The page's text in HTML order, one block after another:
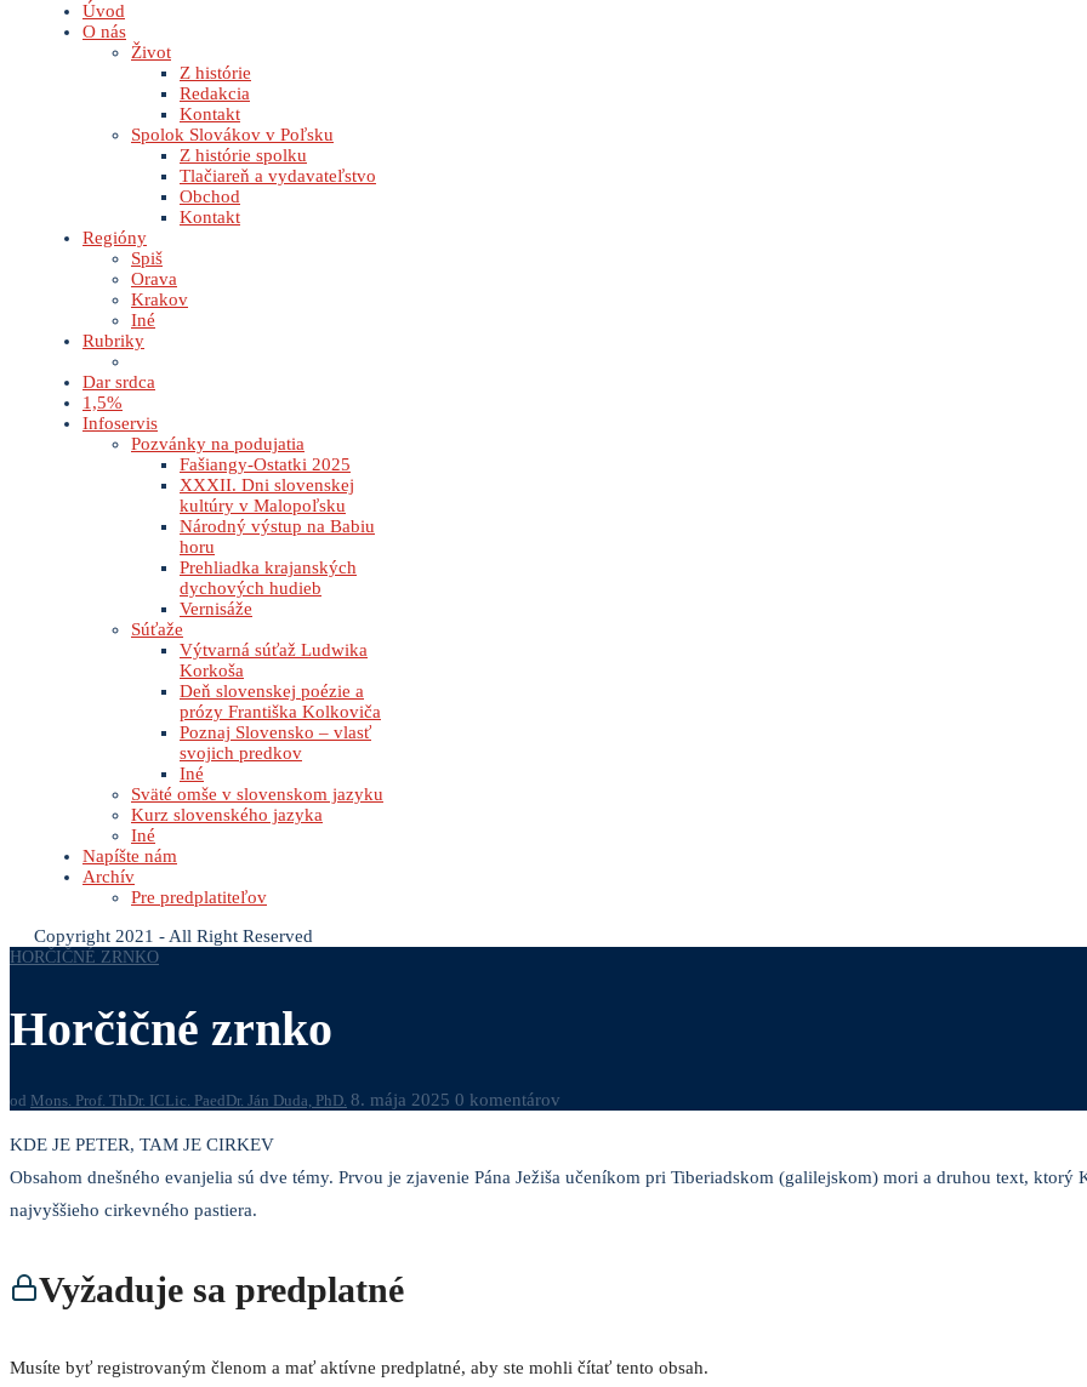
Úvod
O nás
Život
Z histórie
Redakcia
Kontakt
Spolok Slovákov v Poľsku
Z histórie spolku
Tlačiareň a vydavateľstvo
Obchod
Kontakt
Regióny
Spiš
Orava
Krakov
Iné
Rubriky
Dar srdca
1,5%
Infoservis
Pozvánky na podujatia
Fašiangy-Ostatki 2025
XXXII. Dni slovenskej
kultúry v Malopoľsku
Národný výstup na Babiu
horu
Prehliadka krajanských
dychových hudieb
Vernisáže
Súťaže
Výtvarná súťaž Ludwika
Korkoša
Deň slovenskej poézie a
prózy Františka Kolkoviča
Poznaj Slovensko – vlasť
svojich predkov
Iné
Sväté omše v slovenskom jazyku
Kurz slovenského jazyka
Iné
Napíšte nám
Archív
Pre predplatiteľov
Copyright 2021 - All Right Reserved
HORČIČNÉ ZRNKO
Horčičné zrnko
od Mons. Prof. ThDr. ICLic. PaedDr. Ján Duda, PhD. 8. mája 2025 0 komentárov
KDE JE PETER, TAM JE CIRKEV
Obsahom dnešného evanjelia sú dve témy. Prvou je zjavenie Pána Ježiša učeníkom pri Tiberiadskom (galilejskom) mori a druhou text,
najvyššieho cirkevného pastiera.
Vyžaduje sa predplatné
Musíte byť registrovaným členom a mať aktívne predplatné, aby ste mohli čítať tento obsah.